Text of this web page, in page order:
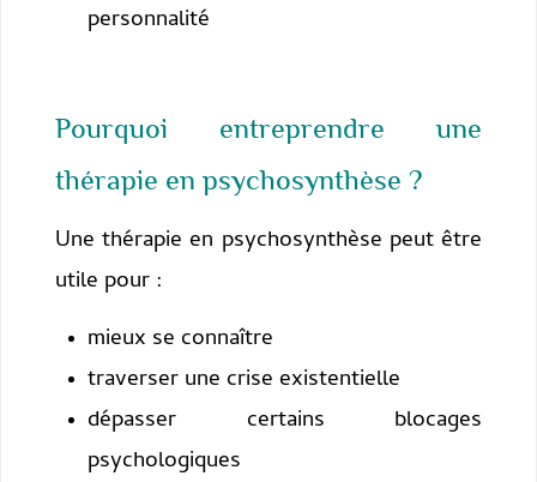
personnalité
Pourquoi entreprendre une
thérapie en psychosynthèse ?
Une thérapie en psychosynthèse peut être
utile pour :
mieux se connaître
traverser une crise existentielle
dépasser certains blocages
psychologiques